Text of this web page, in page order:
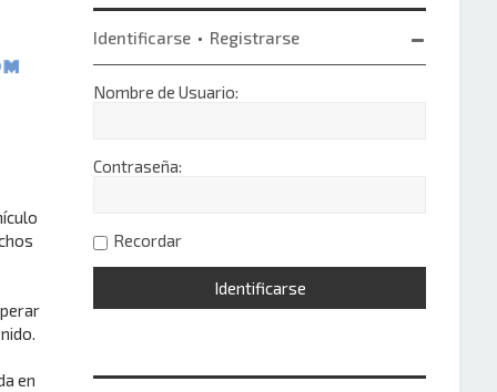
en
Identificarse • Registrarse
Nombre de Usuario:
Contraseña:
Recordar